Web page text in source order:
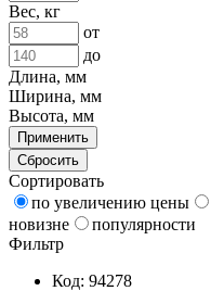
Вес, кг
от
до
Длина, мм
Ширина, мм
Высота, мм
Применить
Сбросить
Сортировать
по увеличению цены
новизне
популярности
Фильтр
Код: 94278